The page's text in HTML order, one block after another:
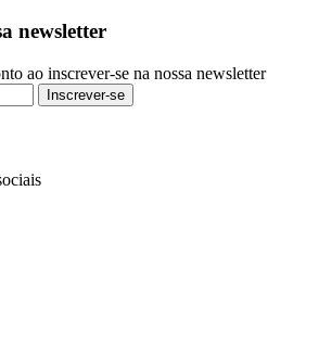
newsletter
ao inscrever-se na nossa newsletter
Inscrever-se